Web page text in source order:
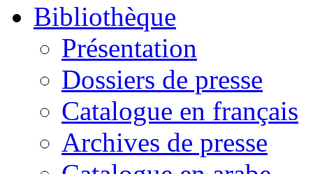
Bibliothèque
Présentation
Dossiers de presse
Catalogue en français
Archives de presse